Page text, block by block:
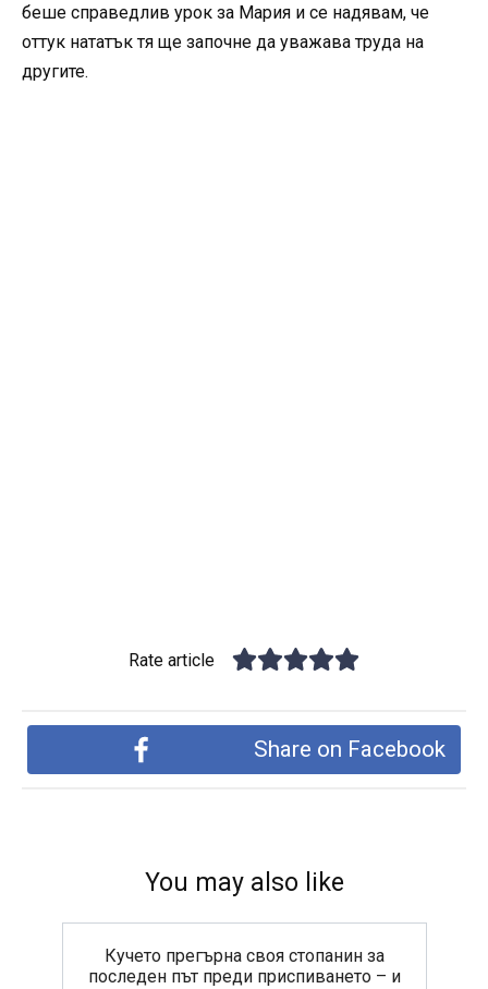
беше справедлив урок за Мария и се надявам, че
оттук нататък тя ще започне да уважава труда на
другите.
Rate article
Share on Facebook
You may also like
Кучето прегърна своя стопанин за
последен път преди приспиването – и